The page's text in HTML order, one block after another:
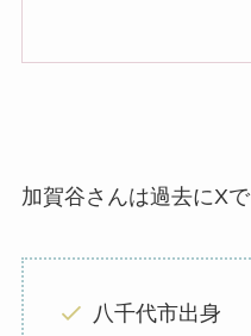
加賀谷さんは過去にXで
八千代市出身